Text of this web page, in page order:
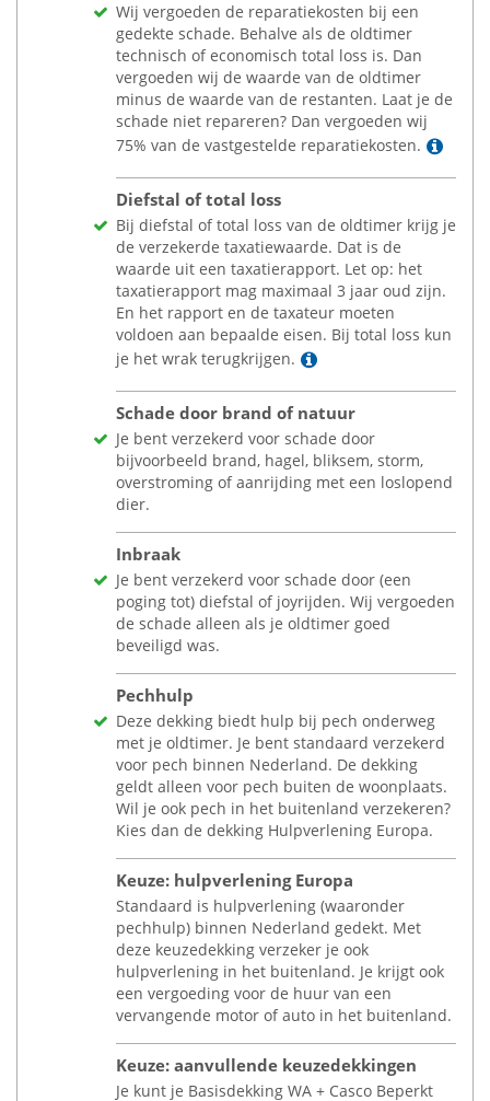
Wij vergoeden de reparatiekosten bij een
gedekte schade. Behalve als de oldtimer
technisch of economisch total loss is. Dan
vergoeden wij de waarde van de oldtimer
minus de waarde van de restanten. Laat je de
schade niet repareren? Dan vergoeden wij
75% van de vastgestelde reparatiekosten.
Lees
Diefstal of total loss
Bij diefstal of total loss van de oldtimer krijg je
de verzekerde taxatiewaarde. Dat is de
waarde uit een taxatierapport. Let op: het
taxatierapport mag maximaal 3 jaar oud zijn.
En het rapport en de taxateur moeten
voldoen aan bepaalde eisen. Bij total loss kun
je het wrak terugkrijgen.
Lees meer
Schade door brand of natuur
Je bent verzekerd voor schade door
bijvoorbeeld brand, hagel, bliksem, storm,
overstroming of aanrijding met een loslopend
dier.
Inbraak
Je bent verzekerd voor schade door (een
poging tot) diefstal of joyrijden. Wij vergoeden
de schade alleen als je oldtimer goed
beveiligd was.
Pechhulp
Deze dekking biedt hulp bij pech onderweg
met je oldtimer. Je bent standaard verzekerd
voor pech binnen Nederland. De dekking
geldt alleen voor pech buiten de woonplaats.
Wil je ook pech in het buitenland verzekeren?
Kies dan de dekking Hulpverlening Europa.
Keuze: hulpverlening Europa
Standaard is hulpverlening (waaronder
pechhulp) binnen Nederland gedekt. Met
deze keuzedekking verzeker je ook
hulpverlening in het buitenland. Je krijgt ook
een vergoeding voor de huur van een
vervangende motor of auto in het buitenland.
Keuze: aanvullende keuzedekkingen
Je kunt je Basisdekking WA + Casco Beperkt